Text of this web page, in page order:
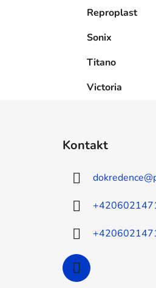
Reproplast
Sonix
Titano
Victoria
Kontakt
dokredence@